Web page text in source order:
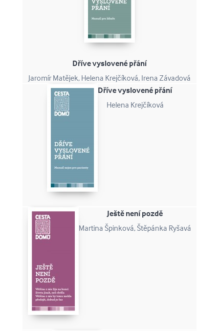
Dříve vyslovené přání
Jaromír Matějek, Helena Krejčíková, Irena Závadová
Dříve vyslovené přání
Helena Krejčíková
Ještě není pozdě
Martina Špinková, Štěpánka Ryšavá